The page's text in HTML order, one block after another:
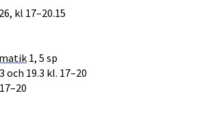
kl 17–20.15
1, 5 sp
och 19.3 kl. 17–20